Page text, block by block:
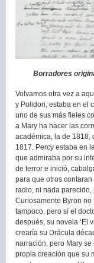
Borradores
Volvamos otra vez a
y Polidori, estaba en el
uno de sus más fieles
a Mary ha hacer las
académica, la de 1818,
1817. Percy estaba en
que admiraba por su
de terror e inició,
para que otros
radio, ni nada parecido,
Curiosamente Byron no
tampoco, pero sí el
después, su novela ‘El
crearía su Drácula
narración, pero Mary
propia creación que su